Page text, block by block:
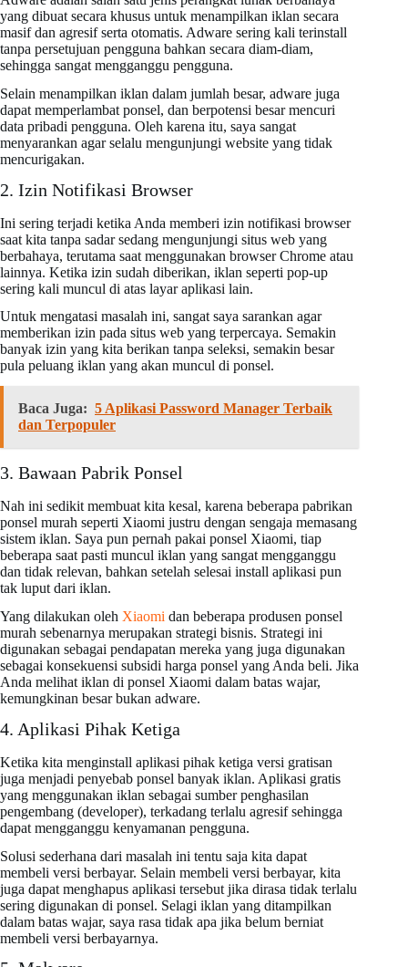
yang dibuat secara khusus untuk menampilkan iklan secara
masif dan agresif serta otomatis. Adware sering kali terinstall
tanpa persetujuan pengguna bahkan secara diam-diam,
sehingga sangat mengganggu pengguna.
Selain menampilkan iklan dalam jumlah besar, adware juga
dapat memperlambat ponsel, dan berpotensi besar mencuri
data pribadi pengguna. Oleh karena itu, saya sangat
menyarankan agar selalu mengunjungi website yang tidak
mencurigakan.
2. Izin Notifikasi Browser
Ini sering terjadi ketika Anda memberi izin notifikasi browser
saat kita tanpa sadar sedang mengunjungi situs web yang
berbahaya, terutama saat menggunakan browser Chrome atau
lainnya. Ketika izin sudah diberikan, iklan seperti pop-up
sering kali muncul di atas layar aplikasi lain.
Untuk mengatasi masalah ini, sangat saya sarankan agar
memberikan izin pada situs web yang terpercaya. Semakin
banyak izin yang kita berikan tanpa seleksi, semakin besar
pula peluang iklan yang akan muncul di ponsel.
Baca Juga: 5 Aplikasi Password Manager Terbaik
dan Terpopuler
3. Bawaan Pabrik Ponsel
Nah ini sedikit membuat kita kesal, karena beberapa pabrikan
ponsel murah seperti Xiaomi justru dengan sengaja memasang
sistem iklan. Saya pun pernah pakai ponsel Xiaomi, tiap
beberapa saat pasti muncul iklan yang sangat mengganggu
dan tidak relevan, bahkan setelah selesai install aplikasi pun
tak luput dari iklan.
Yang dilakukan oleh Xiaomi dan beberapa produsen ponsel
murah sebenarnya merupakan strategi bisnis. Strategi ini
digunakan sebagai pendapatan mereka yang juga digunakan
sebagai konsekuensi subsidi harga ponsel yang Anda beli. Jika
Anda melihat iklan di ponsel Xiaomi dalam batas wajar,
kemungkinan besar bukan adware.
4. Aplikasi Pihak Ketiga
Ketika kita menginstall aplikasi pihak ketiga versi gratisan
juga menjadi penyebab ponsel banyak iklan. Aplikasi gratis
yang menggunakan iklan sebagai sumber penghasilan
pengembang (developer), terkadang terlalu agresif sehingga
dapat mengganggu kenyamanan pengguna.
Solusi sederhana dari masalah ini tentu saja kita dapat
membeli versi berbayar. Selain membeli versi berbayar, kita
juga dapat menghapus aplikasi tersebut jika dirasa tidak terlalu
sering digunakan di ponsel. Selagi iklan yang ditampilkan
dalam batas wajar, saya rasa tidak apa jika belum berniat
membeli versi berbayarnya.